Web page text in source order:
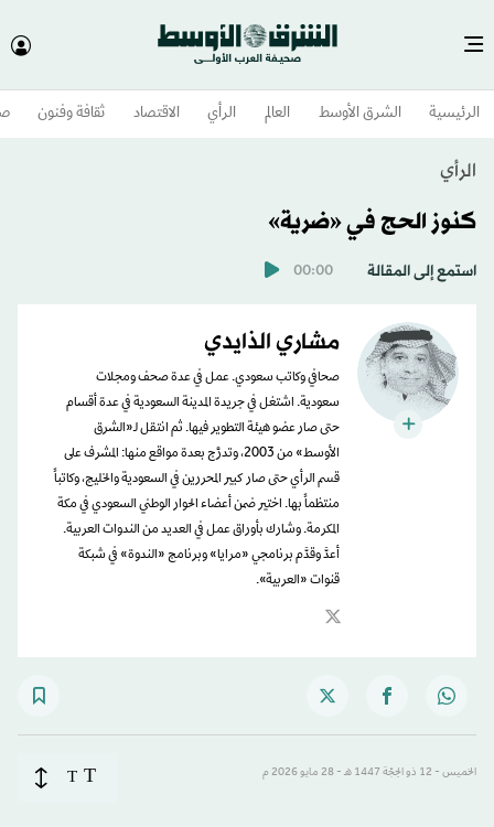
الرئيسية الشرق الأوسط​ العالم الرأي الاقتصاد ثقافة وفنون
الرأي
كنوز الحج في «ضرية»
استمع إلى المقالة 00:00
مشاري الذايدي
صحافي وكاتب سعودي. عمل في عدة صحف ومجلات
سعودية. اشتغل في جريدة المدينة السعودية في عدة أقسام
حتى صار عضو هيئة التطوير فيها. ثم انتقل لـ«الشرق
الأوسط» من 2003، وتدرَّج بعدة مواقع منها: المشرف على
قسم الرأي حتى صار كبير المحررين في السعودية والخليج، وكاتباً
منتظماً بها. اختير ضمن أعضاء الحوار الوطني السعودي في مكة
المكرمة. وشارك بأوراق عمل في العديد من الندوات العربية.
أعدَّ وقدَّم برنامجي «مرايا» وبرنامج «الندوة» في شبكة
قنوات «العربية».
الخميس - 12 ذو الحِجّة 1447 هـ - 28 مايو 2026 م T
T